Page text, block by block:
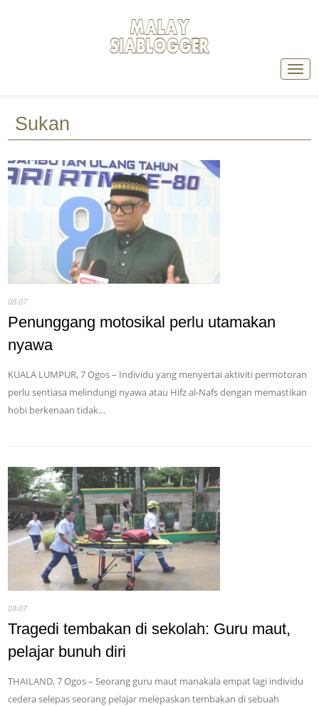
Sukan
08-07
Penunggang motosikal perlu utamakan
nyawa
KUALA LUMPUR, 7 Ogos – Individu yang menyertai aktiviti permotoran
perlu sentiasa melindungi nyawa atau Hifz al-Nafs dengan memastikan
hobi berkenaan tidak…
08-07
Tragedi tembakan di sekolah: Guru maut,
pelajar bunuh diri
THAILAND, 7 Ogos – Seorang guru maut manakala empat lagi individu
cedera selepas seorang pelajar melepaskan tembakan di sebuah